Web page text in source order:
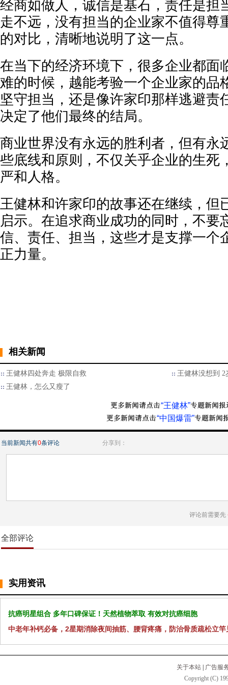
经商如做人，诚信是基石，责任是担
走不远，没有担当的企业家不值得尊
的对比，清晰地说明了这一点。
在当下的经济环境下，很多企业都面
难的时候，越能考验一个企业家的品
坚守担当，还是像许家印那样逃避责
决定了他们最终的结局。
商业世界没有永远的胜利者，但有永
些底线和原则，不仅关乎企业的生死
严和人格。
王健林和许家印的故事还在继续，但
启示。在追求商业成功的同时，不要
信、责任、担当，这些才是支撑一个
正力量。
相关新闻
王健林四处奔走 极限自救
王健林没想到
王健林，怎么又瘦了
“王健林”
“中国爆雷”
当前新闻共有0条评论 分享到：
评论前需要先
全部评论
实用资讯
抗癌明星组合 多年口碑保证！天然植物萃取 有效对抗癌细胞
中老年补钙必备，2星期消除夜间抽筋、腰背疼痛，防治骨质疏松立竿
关于本站
广告服
Copyright (C)